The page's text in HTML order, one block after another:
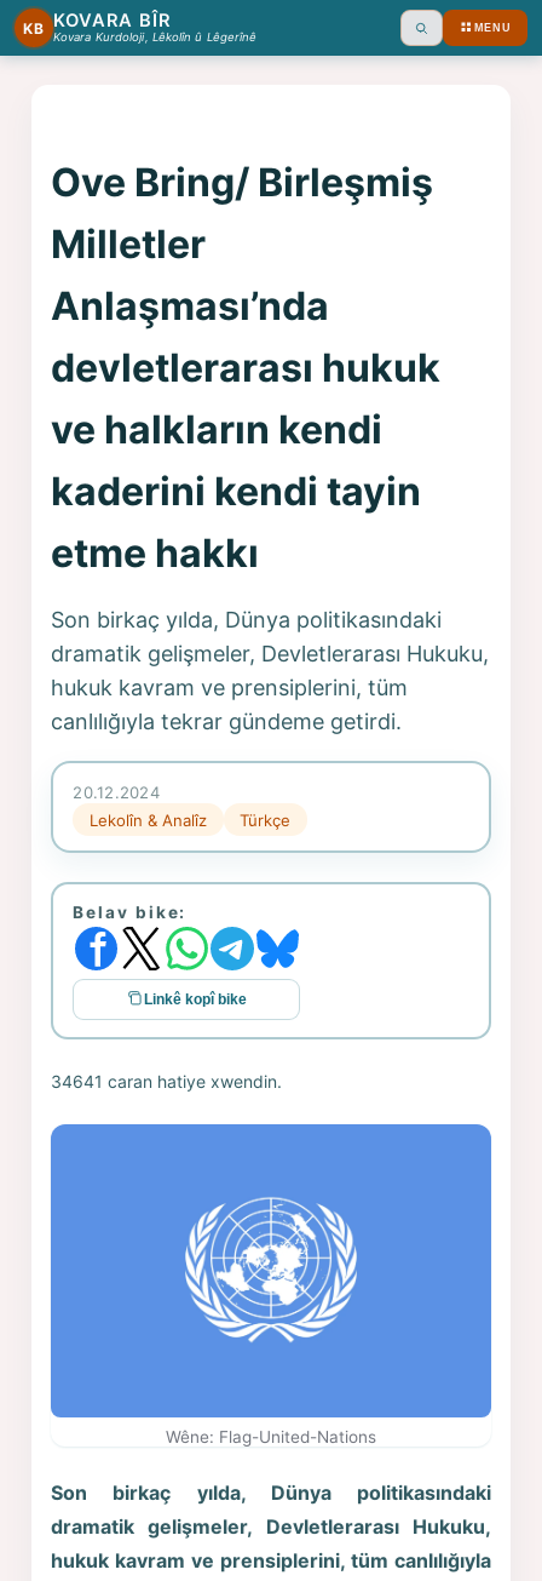
KB KOVARA BÎR
Kovara Kurdoloji, Lêkolîn û Lêgerînê Ara MENU
Ove Bring/ Birleşmiş
Milletler
Anlaşması’nda
devletlerarası hukuk
ve halkların kendi
kaderini kendi tayin
etme hakkı
Son birkaç yılda, Dünya politikasındaki
dramatik gelişmeler, Devletlerarası Hukuku,
hukuk kavram ve prensiplerini, tüm
canlılığıyla tekrar gündeme getirdi.
20.12.2024
Lekolîn & Analîz
Türkçe
Belav bike:
Linkê kopî bike
34641 caran hatiye xwendin.
Wêne: Flag-United-Nations
Son birkaç yılda, Dünya politikasındaki
dramatik gelişmeler, Devletlerarası Hukuku,
hukuk kavram ve prensiplerini, tüm canlılığıyla